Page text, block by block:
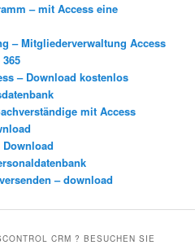
– mit Access eine
– Mitgliederverwaltung Access
– Download kostenlos
mit Access
– download
CRM ? BESUCHEN SIE